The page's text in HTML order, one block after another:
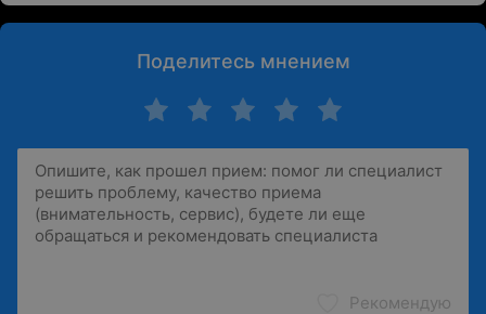
Поделитесь мнением
Рекомендую